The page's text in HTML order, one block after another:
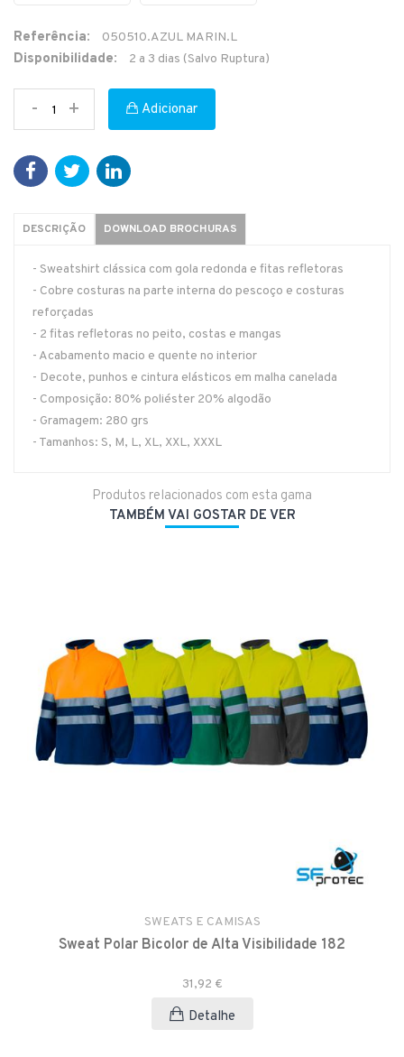
Referência: 050510.AZUL MARIN.L
Disponibilidade: 2 a 3 dias (Salvo Ruptura)
- + Adicionar
DESCRIÇÃO DOWNLOAD BROCHURAS
- Sweatshirt clássica com gola redonda e fitas refletoras
- Cobre costuras na parte interna do pescoço e costuras
reforçadas
- 2 fitas refletoras no peito, costas e mangas
- Acabamento macio e quente no interior
- Decote, punhos e cintura elásticos em malha canelada
- Composição: 80% poliéster 20% algodão
- Gramagem: 280 grs
- Tamanhos: S, M, L, XL, XXL, XXXL
Produtos relacionados com esta gama
TAMBÉM VAI GOSTAR DE VER
SWEATS E CAMISAS
Sweat Polar Bicolor de Alta Visibilidade 182
31,92 €
Detalhe